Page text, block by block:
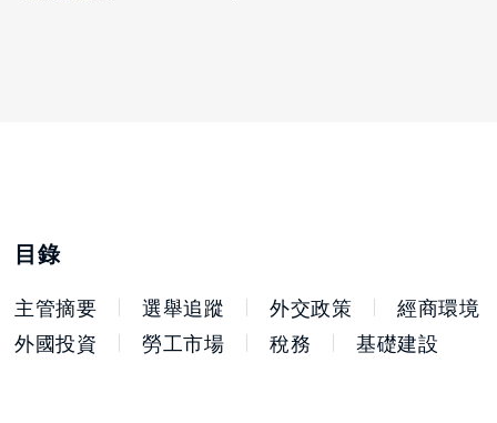
目錄
主管摘要 選舉追蹤 外交政策
經商環境
外國投資
勞工市場 稅務 基礎建設